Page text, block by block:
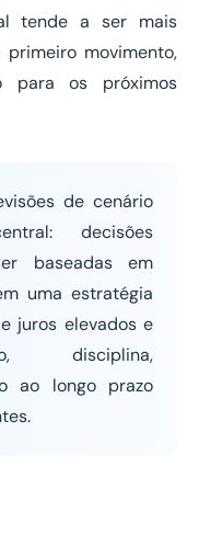
tende a ser mais
movimento,
para os próximos
de cenário
decisões
baseadas em
uma estratégia
juros elevados e
disciplina,
ao longo prazo